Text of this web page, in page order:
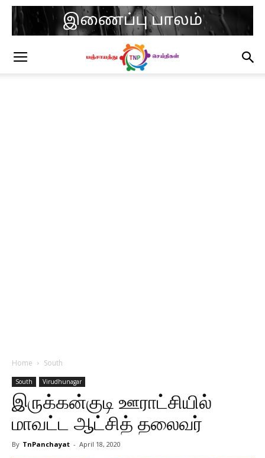
Home South
South Virudhunagar
இருக்கன்குடி ஊராட்சியில்
மாவட்ட ஆட்சித் தலைவர்
By TnPanchayat - April 18, 2020